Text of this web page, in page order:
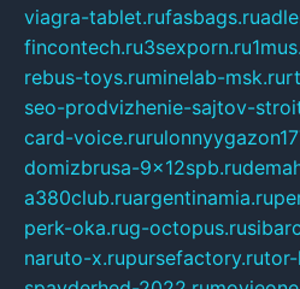
viagra-tablet.rufasbags.ru
fincontech.ru3sexporn.ru
rebus-toys.ruminelab-msk.ru
seo-prodvizhenie-sajtov-
card-voice.ru
domizbrusa-9x12spb.ru
a380club.ruargentinamia.ru
perk-oka.rug-octopus.ru
naruto-x.rupursefactory.ru